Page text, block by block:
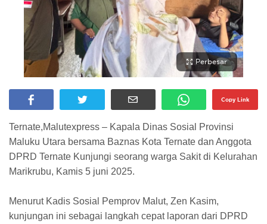
Perbesar
Copy Link
Ternate,Malutexpress – Kapala Dinas Sosial Provinsi
Maluku Utara bersama Baznas Kota Ternate dan Anggota
DPRD Ternate Kunjungi seorang warga Sakit di Kelurahan
Marikrubu, Kamis 5 juni 2025.
Menurut Kadis Sosial Pemprov Malut, Zen Kasim,
kunjungan ini sebagai langkah cepat laporan dari DPRD